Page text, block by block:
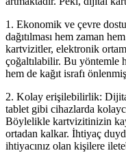
1. Ekonomik ve çevre
dağıtılması hem zaman
kartvizitler, elektronik
çoğaltılabilir. Bu yöntemle
hem de kağıt israfı
2. Kolay erişilebilirlik:
tablet gibi cihazlarda
Böylelikle kartvizitinizin
ortadan kalkar. İhtiyaç
ihtiyacınız olan kişilere